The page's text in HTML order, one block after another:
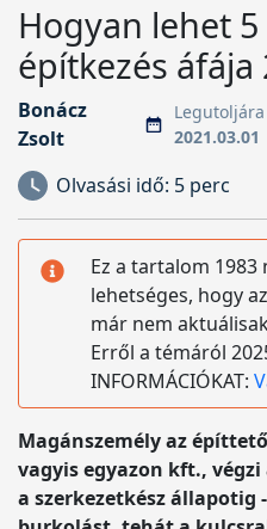
Hogyan lehet 5
építkezés áfája
Bonácz
Zsolt
2021.03.01
Olvasási idő: 5 perc
Ez a tartalom 1983
lehetséges, hogy
már nem
Erről a témáról
INFORMÁCIÓKAT:
Magánszemély az
vagyis egyazon kft.,
a szerkezetkész állapotig